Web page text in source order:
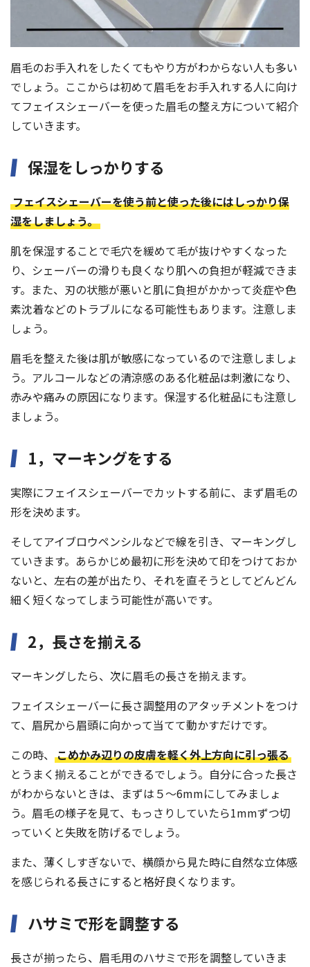
眉毛のお手入れをしたくてもやり方がわからない人も多い
でしょう。ここからは初めて眉毛をお手入れする人に向け
てフェイスシェーバーを使った眉毛の整え方について紹介
していきます。
保湿をしっかりする
フェイスシェーバーを使う前と使った後にはしっかり保
湿をしましょう。
肌を保湿することで毛穴を緩めて毛が抜けやすくなった
り、シェーバーの滑りも良くなり肌への負担が軽減できま
す。また、刃の状態が悪いと肌に負担がかかって炎症や色
素沈着などのトラブルになる可能性もあります。注意しま
しょう。
眉毛を整えた後は肌が敏感になっているので注意しましょ
う。アルコールなどの清涼感のある化粧品は刺激になり、
赤みや痛みの原因になります。保湿する化粧品にも注意し
ましょう。
1，マーキングをする
実際にフェイスシェーバーでカットする前に、まず眉毛の
形を決めます。
そしてアイブロウペンシルなどで線を引き、マーキングし
ていきます。あらかじめ最初に形を決めて印をつけておか
ないと、左右の差が出たり、それを直そうとしてどんどん
細く短くなってしまう可能性が高いです。
2，長さを揃える
マーキングしたら、次に眉毛の長さを揃えます。
フェイスシェーバーに長さ調整用のアタッチメントをつけ
て、眉尻から眉頭に向かって当てて動かすだけです。
この時、 こめかみ辺りの皮膚を軽く外上方向に引っ張る
とうまく揃えることができるでしょう。自分に合った長さ
がわからないときは、まずは５〜6mmにしてみましょ
う。眉毛の様子を見て、もっさりしていたら1mmずつ切
っていくと失敗を防げるでしょう。
また、薄くしすぎないで、横顔から見た時に自然な立体感
を感じられる長さにすると格好良くなります。
ハサミで形を調整する
長さが揃ったら、眉毛用のハサミで形を調整していきま